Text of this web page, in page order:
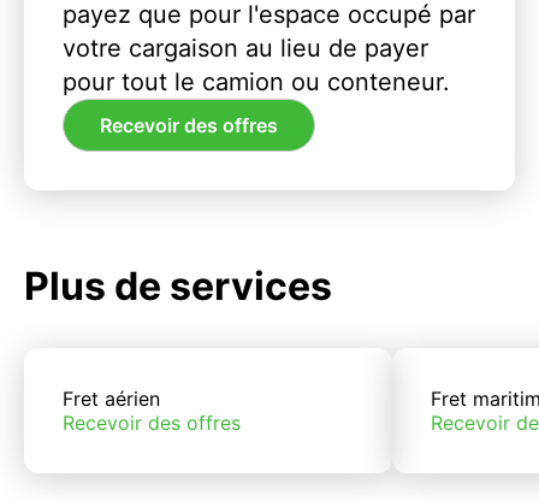
payez que pour l'espace occupé par
votre cargaison au lieu de payer
pour tout le camion ou conteneur.
Recevoir des offres
Plus de services
Fret aérien
Recevoir des offres
Fret
Recevoir